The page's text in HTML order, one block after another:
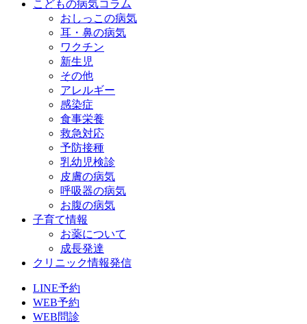
こどもの病気コラム
おしっこの病気
耳・鼻の病気
ワクチン
新生児
その他
アレルギー
感染症
食事栄養
救急対応
予防接種
乳幼児検診
皮膚の病気
呼吸器の病気
お腹の病気
子育て情報
お薬について
成長発達
クリニック情報発信
LINE予約
WEB予約
WEB問診